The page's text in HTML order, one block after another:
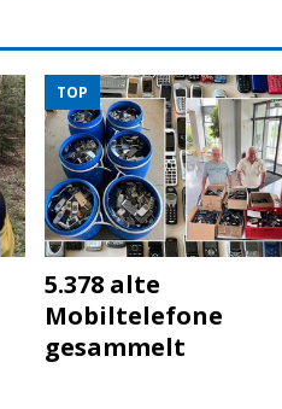
TOP
5.378 alte
Mobiltelefone
gesammelt